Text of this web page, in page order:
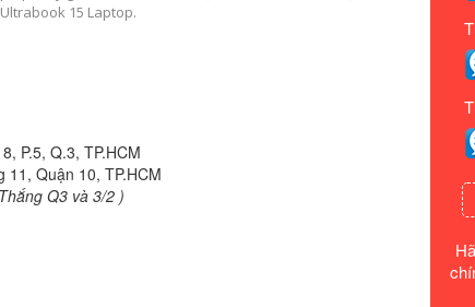
15 Laptop.
P.5, Q.3, TP.HCM
11, Quận 10, TP.HCM
Q3 và 3/2 )